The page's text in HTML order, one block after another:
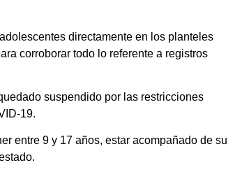
directamente en los planteles
corroborar todo lo referente a registros
suspendido por las restricciones
19.
entre 9 y 17 años, estar acompañado de su